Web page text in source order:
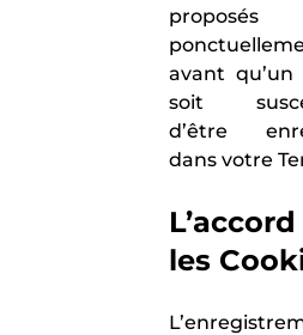
proposés
avant qu’un
soit
d’être
dans votre
les